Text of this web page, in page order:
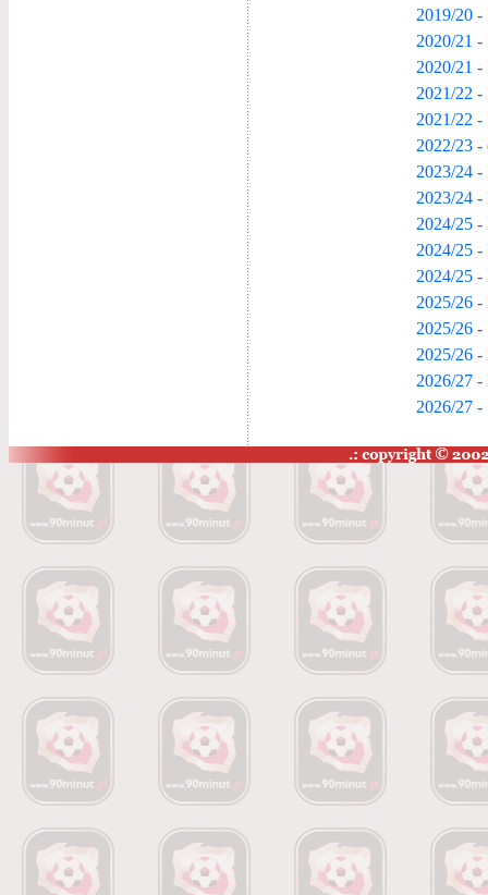
2019/20 -
2020/21
2020/21 -
2021/22
2021/22
2022/23 -
2023/24 -
2023/24 -
2024/25 -
2024/25 -
2024/25 -
2025/26 -
2025/26 -
2025/26 -
2026/27 -
2026/27 -